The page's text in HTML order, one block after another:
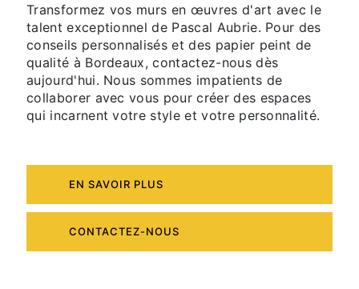
Transformez vos murs en œuvres d'art avec le
talent exceptionnel de Pascal Aubrie. Pour des
conseils personnalisés et des papier peint de
qualité à Bordeaux, contactez-nous dès
aujourd'hui. Nous sommes impatients de
collaborer avec vous pour créer des espaces
qui incarnent votre style et votre personnalité.
EN SAVOIR PLUS
CONTACTEZ-NOUS